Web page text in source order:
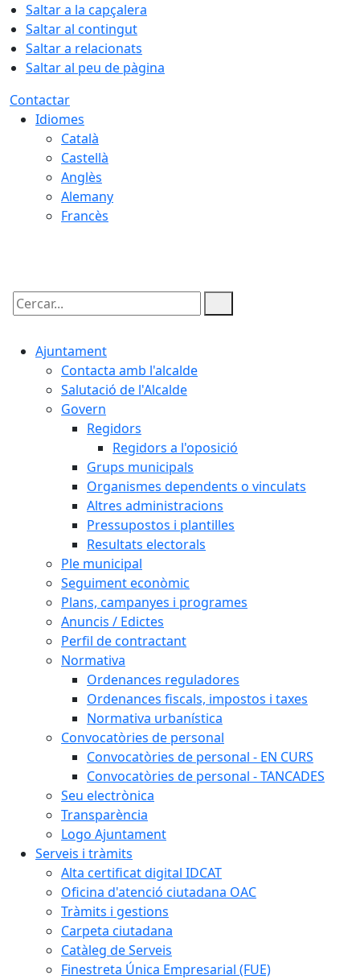
Saltar a la capçalera
Saltar al contingut
Saltar a relacionats
Saltar al peu de pàgina
Contactar
Idiomes
Català
Castellà
Anglès
Alemany
Francès
Cercar:
Ajuntament
Contacta amb l'alcalde
Salutació de l'Alcalde
Govern
Regidors
Regidors a l'oposició
Grups municipals
Organismes dependents o vinculats
Altres administracions
Pressupostos i plantilles
Resultats electorals
Ple municipal
Seguiment econòmic
Plans, campanyes i programes
Anuncis / Edictes
Perfil de contractant
Normativa
Ordenances reguladores
Ordenances fiscals, impostos i taxes
Normativa urbanística
Convocatòries de personal
Convocatòries de personal - EN CURS
Convocatòries de personal - TANCADES
Seu electrònica
Transparència
Logo Ajuntament
Serveis i tràmits
Alta certificat digital IDCAT
Oficina d'atenció ciutadana OAC
Tràmits i gestions
Carpeta ciutadana
Catàleg de Serveis
Finestreta Única Empresarial (FUE)